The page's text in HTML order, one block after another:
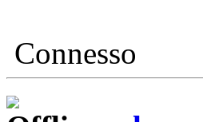
Connesso